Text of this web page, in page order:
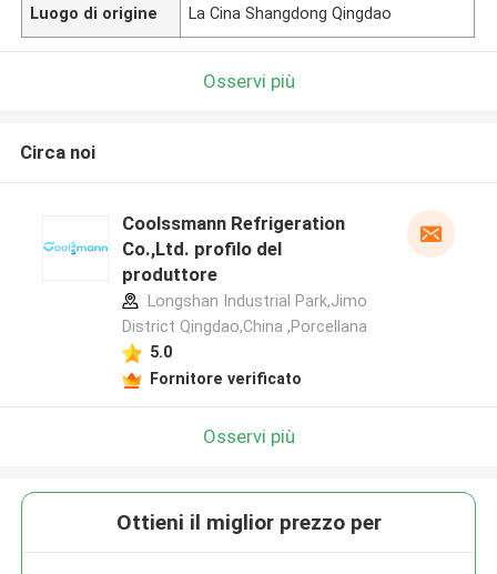
Luogo di origine La Cina Shangdong Qingdao
Osservi più
Circa noi
Coolssmann Refrigeration
Co.,Ltd. profilo del
produttore
Longshan Industrial Park,Jimo
District Qingdao,China ,Porcellana
5.0
Fornitore verificato
Osservi più
Ottieni il miglior prezzo per